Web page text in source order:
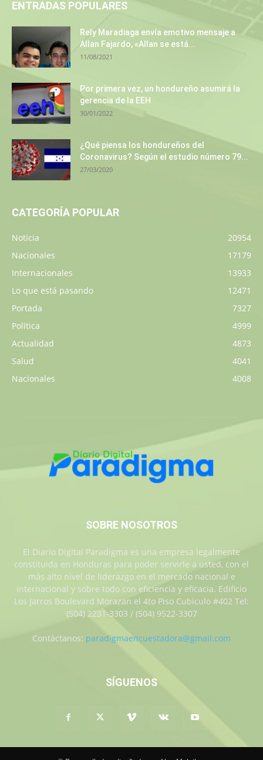
ENTRADAS POPULARES
Rely Maradiaga envía emotivo mensaje a
Allan Fajardo, «Allan se está...
11/08/2021
Por primera vez, un hondureño asumirá la
gerencia de la EEH
30/01/2022
¿Qué piensa los hondureños del
Coronavirus? Según el estudio número 79...
27/03/2020
CATEGORÍA POPULAR
Noticia
20954
Nacionales
17179
Internacionales
13933
Lo que está pasando
12471
Portada
7327
Política
4999
Actualidad
4873
Salud
4041
Nacionales
4008
SOBRE NOSOTROS
El Diario Digital Paradigma es una empresa legalmente
constituida en Honduras para poder servirle a usted, con el
más alto nivel de liderazgo en el mercado nacional e
internacional y sobre todo con eficiencia y eficacia. Edificio
Los Jarros Boulevard Morazan el 4to Piso Cubiculo #402 Tel:
(504) 2231-3303 / (504) 9522-3307
Contáctanos: paradigmaencuestadora@gmail.com
SÍGUENOS